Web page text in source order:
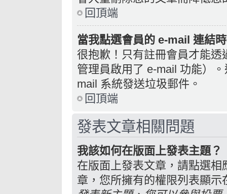
回頂端
當我點選會員的 e-mail 連結
很抱歉！只有註冊會員才能
管理員啟用了 e-mail 功能）
mail 系統發送垃圾郵件。
回頂端
發表文章相關問題
我該如何在版面上發表主題？
在版面上發表文章，請點選
章，您所擁有的權限列表顯